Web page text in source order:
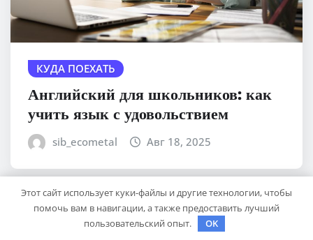
КУДА ПОЕХАТЬ
Английский для школьников: как
учить язык с удовольствием
sib_ecometal Авг 18, 2025
Этот сайт использует куки-файлы и другие технологии, чтобы
помочь вам в навигации, а также предоставить лучший
пользовательский опыт.
OK